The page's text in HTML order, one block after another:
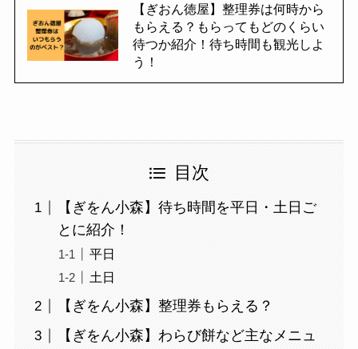
【ぎおん徳屋】整理券は何時から
もらえる？もらってもどのくらい
待つか紹介！待ち時間も観光しよ
う！
目次
【ぎをん小森】待ち時間を平日・土日ご
とに紹介！
平日
土日
【ぎをん小森】整理券もらえる？
【ぎをん小森】わらび餅など主なメニュ